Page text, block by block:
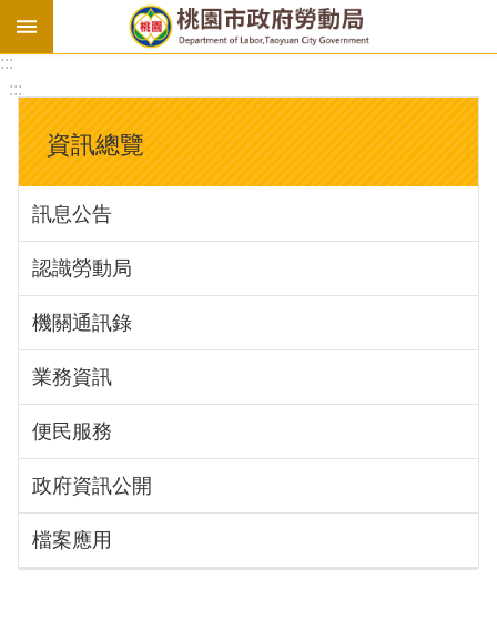
基
法
勞
資
會
庇
護
工
場
進
訊
息
公
:::
:::
資訊總覽
訊息公告
認識勞動局
機關通訊錄
業務資訊
便民服務
政府資訊公開
檔案應用